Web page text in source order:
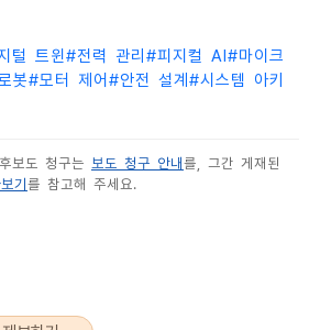
털 트윈#전력 관리 #피지컬 AI #마이크
봇#모터 제어 #안전 설계 #시스템 아키
보도 청구는 보도 청구 안내 를, 그간 게재된
기 를 참고해 주세요.